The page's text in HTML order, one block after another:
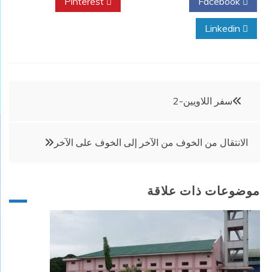
تصفّحسفر اللاويين-2
الانتقال من الخوف من الآخر إلى الخوف على الآخر
موضوعات ذات علاقة